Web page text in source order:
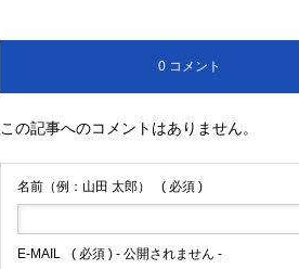
0 コメント
この記事へのコメントはありません。
名前（例：山田 太郎） ( 必須 )
E-MAIL ( 必須 ) - 公開されません -